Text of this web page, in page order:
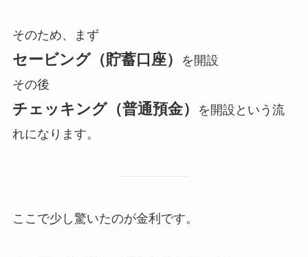
そのため、まず
セービング（貯蓄口座）
を開設
その後
チェッキング（普通預金）
を開設という流
れになります。
ここで少し驚いたのが金利です。